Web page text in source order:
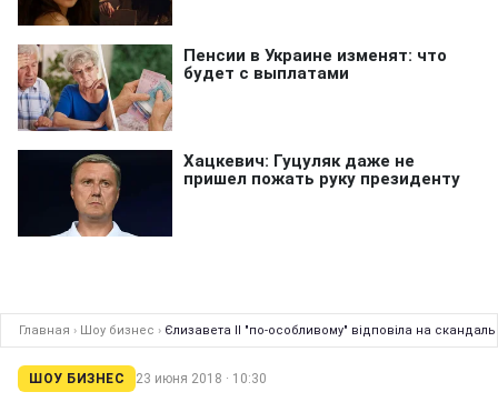
Главная › Шоу бизнес › Єлизавета II "по-особливому" відповіла на
ШОУ БИЗНЕС 23 июня 2018 · 10:30